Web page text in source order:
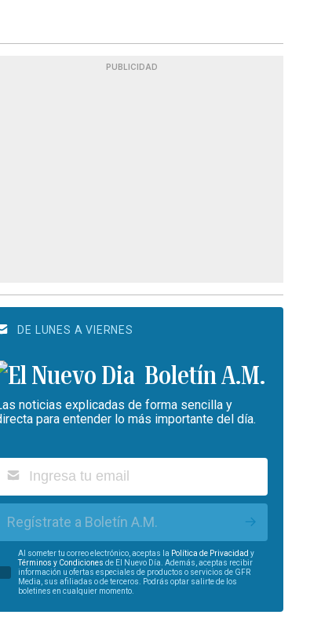
PUBLICIDAD
DE LUNES A VIERNES
Boletín A.M.
noticias explicadas de forma sencilla y
para entender lo más importante del día.
Regístrate a Boletín A.M.
Al someter tu correo electrónico, aceptas la Política de Privacidad y
Términos y Condiciones de El Nuevo Día. Además, aceptas recibir
información u ofertas especiales de productos o servicios de GFR
Media, sus afiliadas o de terceros. Podrás optar salirte de los
boletines en cualquier momento.